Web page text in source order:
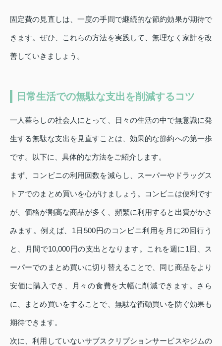
固定費の見直しは、一度の手間で継続的な節約効果が期待で
きます。ぜひ、これらの方法を実践して、無理なく家計を改
善していきましょう。
日常生活での無駄な支出を削減するコツ
一人暮らしの社会人にとって、日々の生活の中で無意識に発
生する無駄な支出を見直すことは、効果的な節約への第一歩
です。以下に、具体的な方法をご紹介します。
まず、コンビニの利用回数を減らし、スーパーやドラッグス
トアでのまとめ買いを心がけましょう。コンビニは便利です
が、価格が割高な商品が多く、頻繁に利用すると出費がかさ
みます。例えば、1日500円のコンビニ利用を月に20回行う
と、月間で10,000円の支出となります。これを週に1回、ス
ーパーでのまとめ買いに切り替えることで、同じ商品をより
安価に購入でき、月々の食費を大幅に削減できます。さら
に、まとめ買いをすることで、無駄な衝動買いを防ぐ効果も
期待できます。
次に、利用していないサブスクリプションサービスやジムの